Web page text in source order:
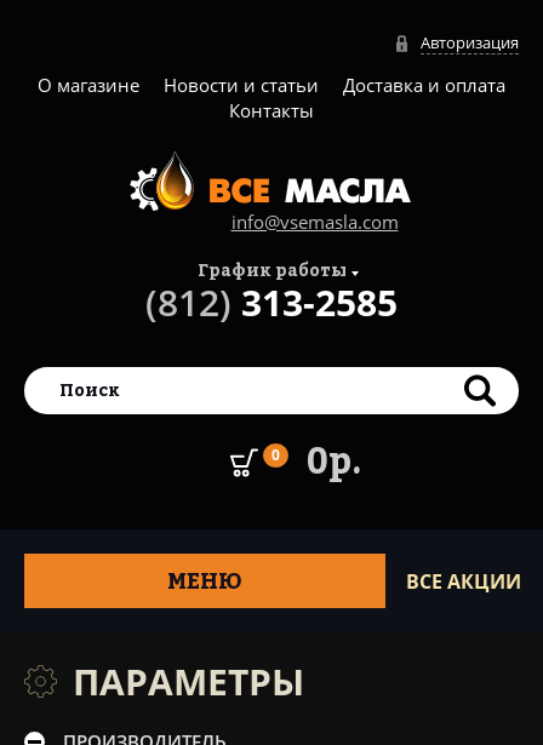
Авторизация
О магазине Новости и статьи
Доставка и оплата
Контакты
info@vsemasla.com
0 0р.
График работы
(812) 313-2585
МЕНЮ ВСЕ АКЦИИ
ПАРАМЕТРЫ